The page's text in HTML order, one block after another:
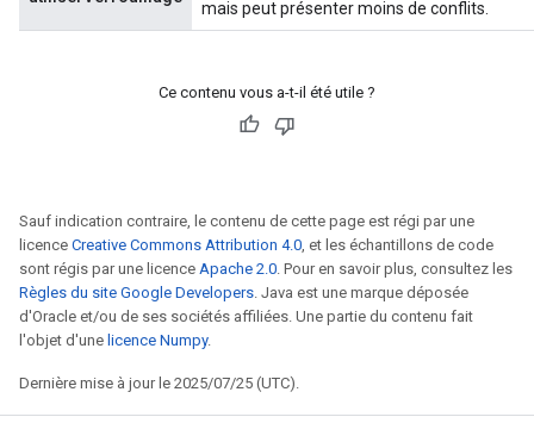
mais peut présenter moins de conflits.
Ce contenu vous a-t-il été utile ?
Sauf indication contraire, le contenu de cette page est régi par une
licence Creative Commons Attribution 4.0, et les échantillons de code
sont régis par une licence Apache 2.0. Pour en savoir plus, consultez les
Règles du site Google Developers. Java est une marque déposée
d'Oracle et/ou de ses sociétés affiliées. Une partie du contenu fait
l'objet d'une licence Numpy.
Dernière mise à jour le 2025/07/25 (UTC).